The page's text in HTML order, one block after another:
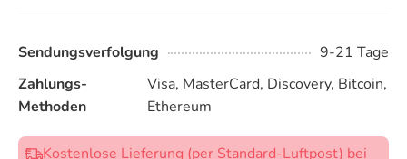
Sendungsverfolgung
9-21 Tage
Zahlungs-
Methoden
Visa, MasterCard, Discovery, Bitcoin,
Ethereum
Kostenlose Lieferung (per Standard-Luftpost) bei